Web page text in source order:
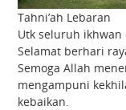
Tahni’ah Lebaran
Utk seluruh
Selamat berhari
Semoga Allah
mengampuni
kebaikan.